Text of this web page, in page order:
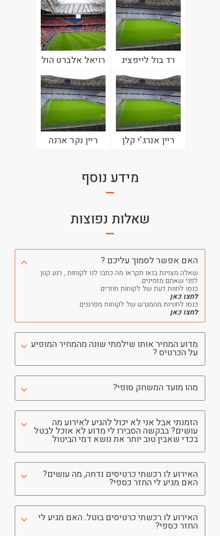
רד בול לייפציג רויאל אלברט הול
ריין אנרג'י קלן ריין נקר ארנה
מידע נוסף
שאלות נפוצות
האם אפשר לסמוך עליכם ?
שאלה מצוינת בואו תקראו מה כתבו לנו לקוחות , רגע קטן
לפני שאתם מזמינים.
כנסו לחוות דעת של לקוחות חוזרים
לחצו כאן
כנסו לחוויות מהמגרש של לקוחות מפרגנים
לחצו כאן
מדוע המחיר אותו שילמתי שונה מהמחיר המופיע
על הכרטיס ?
מהו מועד המשחק סופי?
הזמנתי אבל אני לא יכול להגיע לאירוע מה
עושים? בבקשה הסבירו לי מדוע לא אוכל לבטל
בכדי שאבין טוב יותר את נושא דמי הביטול
האירוע לו רכשתי כרטיסים נדחה, מה עושים?
האם מגיע לי החזר כספי?
האירוע לו רכשתי כרטיסים בוטל. האם מגיע לי
החזר כספי?